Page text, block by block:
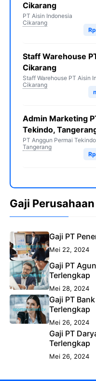
Cikarang
PT Aisin Indonesia
Cikarang
Staff Warehouse
Cikarang
Staff Warehouse PT Aisin
Cikarang
Admin Marketing
Tekindo,
PT Anggun Permai Tekindo
Tangerang
Gaji Perusahaan
Gaji PT
Mei 22, 2024
Gaji PT
Terlengkap
Mei 28, 2024
Gaji PT
Terlengkap
Mei 26, 2024
Gaji PT
Terlengkap
Mei 26, 2024